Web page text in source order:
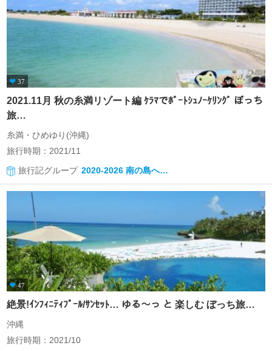
37
2021.11月 秋の糸満リゾート編 ｹﾗﾏでﾎﾞｰﾄｼｭﾉｰｹﾘﾝｸﾞ ぼっち
旅…
糸満・ひめゆり(沖縄)
旅行時期：2021/11
旅行記グループ 2020-2026 南の島へ…
47
絶景!ｲﾝﾌｨﾆﾃｨﾌﾟｰﾙ/ｻﾝｾｯﾄ… ゆる～っ と 楽しむ ぼっち旅…
沖縄
旅行時期：2021/10